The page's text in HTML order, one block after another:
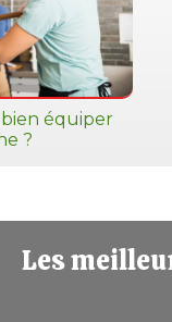
équiper
?
Les